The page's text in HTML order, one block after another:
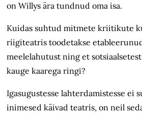
on Willys ära tundnud oma isa.
Kuidas suhtud mitmete kriitikute
riigiteatris toodetakse
meelelahutust ning et
kauge kaarega ringi?
Igasugustesse lahterdamistesse ei
inimesed käivad teatris, on neil